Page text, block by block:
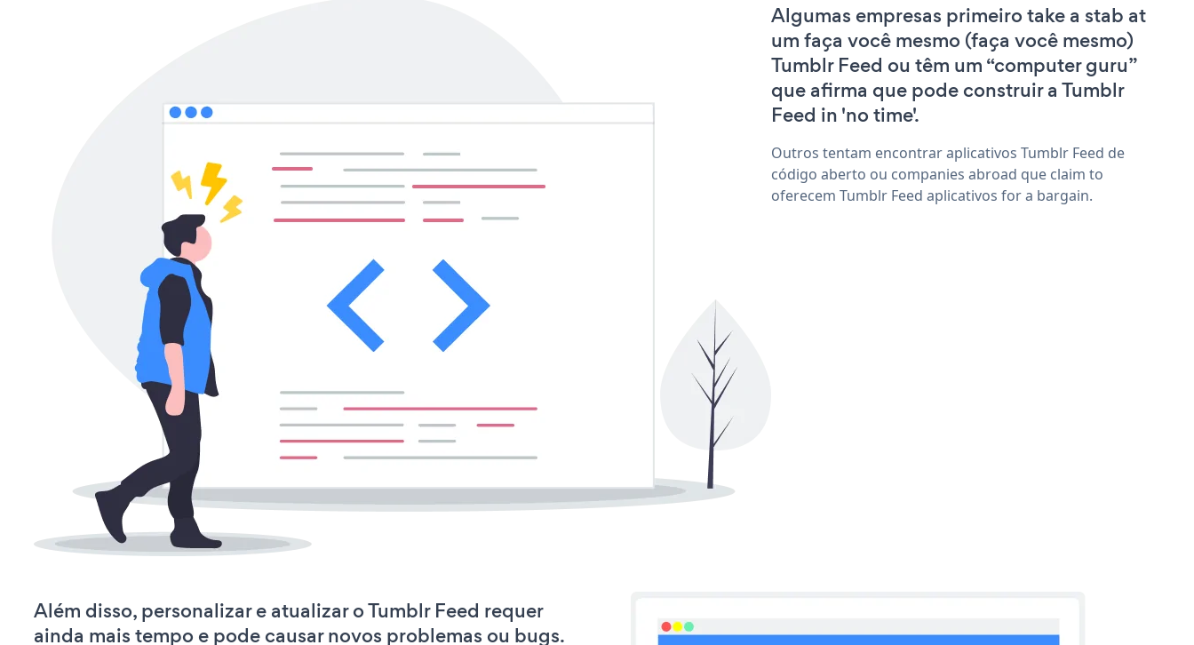
Algumas empresas primeiro take a stab at
um faça você mesmo (faça você mesmo)
Tumblr Feed ou têm um “computer guru”
que afirma que pode construir a Tumblr
Feed in 'no time'.
Outros tentam encontrar aplicativos Tumblr Feed de
código aberto ou companies abroad que claim to
oferecem Tumblr Feed aplicativos for a bargain.
Além disso, personalizar e atualizar o Tumblr Feed requer
ainda mais tempo e pode causar novos problemas ou bugs.